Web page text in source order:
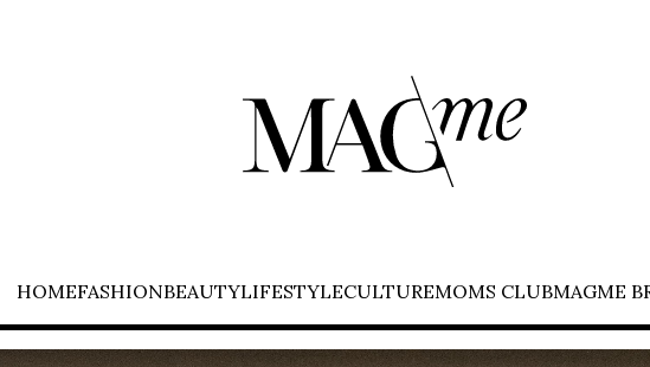
HOMEFASHIONBEAUTYLIFESTYLECULTUREMOMS CLUBMAGME